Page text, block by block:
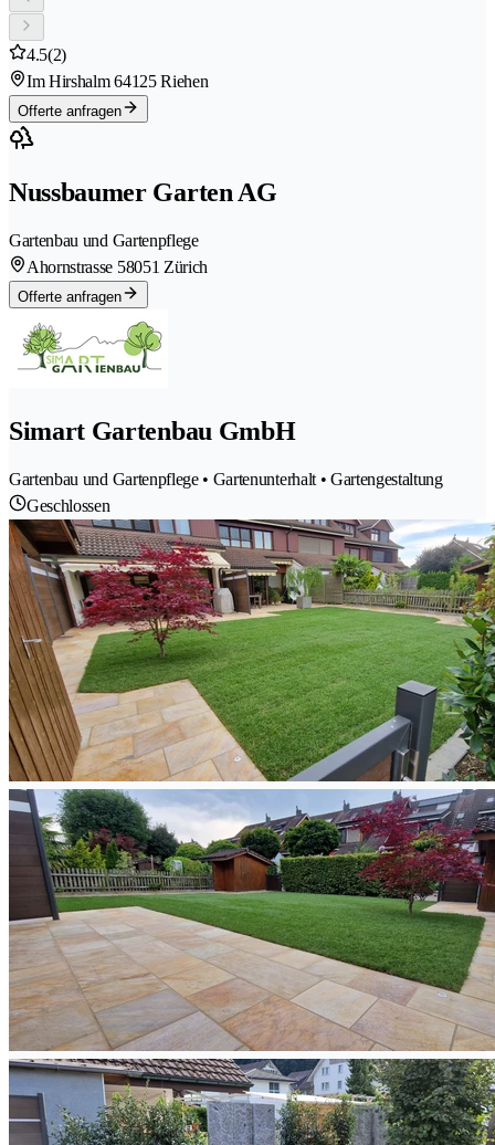
4.5(2)
Im Hirshalm 64125 Riehen
Offerte anfragen
Nussbaumer Garten AG
Gartenbau und Gartenpflege
Ahornstrasse 58051 Zürich
Offerte anfragen
Simart Gartenbau GmbH
Gartenbau und Gartenpflege • Gartenunterhalt • Gartengestaltung
Geschlossen